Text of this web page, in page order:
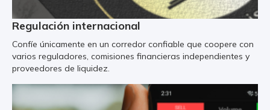
Regulación internacional
Confíe únicamente en un corredor confiable que coopere con
varios reguladores, comisiones financieras independientes y
proveedores de liquidez.